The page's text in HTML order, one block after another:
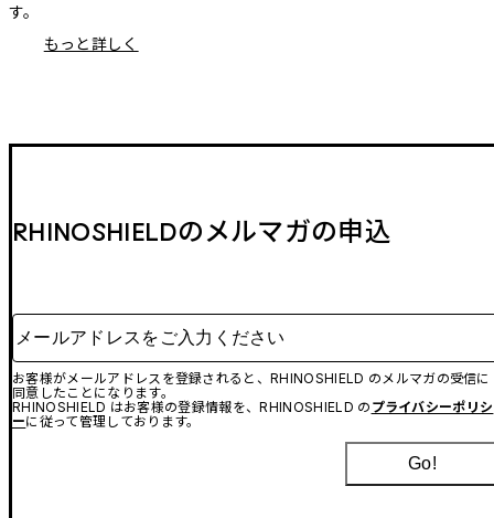
す。
もっと詳しく
RHINOSHIELDのメルマガの申込
メールアドレスをご入力ください
お客様がメールアドレスを登録されると、RHINOSHIELD のメルマガの受信に
同意したことになります。
RHINOSHIELD はお客様の登録情報を、RHINOSHIELD の プライバシーポリシ
ーに従って管理しております。
Go!